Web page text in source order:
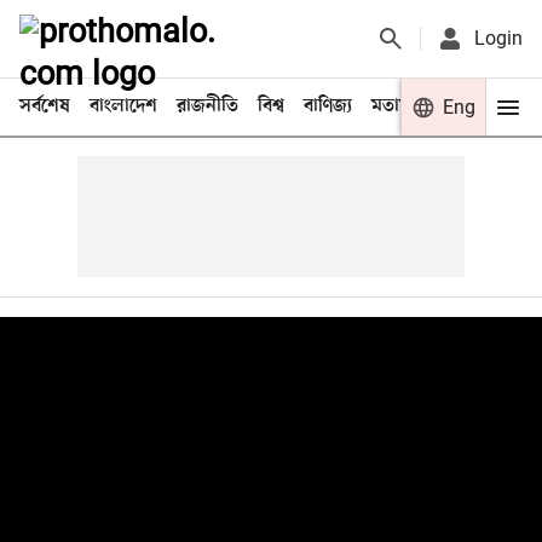
Login
সর্বশেষ বাংলাদেশ রাজনীতি বিশ্ব বাণিজ্য মতামত খেলা
Eng